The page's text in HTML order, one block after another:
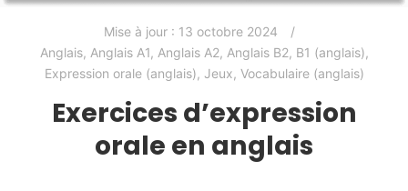
Mise à jour : 13 octobre 2024
Anglais, Anglais A1, Anglais A2, Anglais B2, B1 (anglais),
Expression orale (anglais), Jeux, Vocabulaire (anglais)
Exercices d’expression
orale en anglais